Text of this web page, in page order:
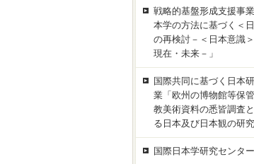
戦略的基盤形成支援事
本学の方法に基づく＜
の再検討－＜日本意識
現在・未来－」
国際共同に基づく日本
業「欧州の博物館等保
教美術資料の悉皆調査
る日本及び日本観の研究
国際日本学研究センタ